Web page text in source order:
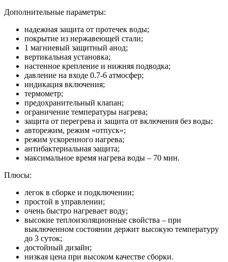
Дополнительные параметры:
надежная защита от протечек воды;
покрытие из нержавеющей стали;
1 магниевый защитный анод;
вертикальная установка;
настенное крепление и нижняя подводка;
давление на входе 0.7-6 атмосфер;
индикация включения;
термометр;
предохранительный клапан;
ограничение температуры нагрева;
защита от перегрева и защита от включения без воды;
авторежим, режим «отпуск»;
режим ускоренного нагрева;
антибактериальная защита;
максимальное время нагрева воды – 70 мин.
Плюсы:
легок в сборке и подключении;
простой в управлении;
очень быстро нагревает воду;
высокие теплоизоляционные свойства – при
выключенном состоянии держит высокую температуру
до 3 суток;
достойный дизайн;
низкая цена при высоком качестве сборки.